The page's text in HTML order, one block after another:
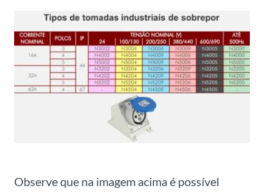
Observe que na imagem acima é possível